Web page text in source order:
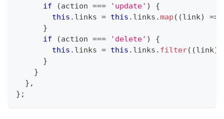
if
(action === 'update' )
{
this . links = this . links .map ( (link) =>
}
if
(action === 'delete' )
{
this . links = this . links . filter( (link)
}
}
} ,
} ;